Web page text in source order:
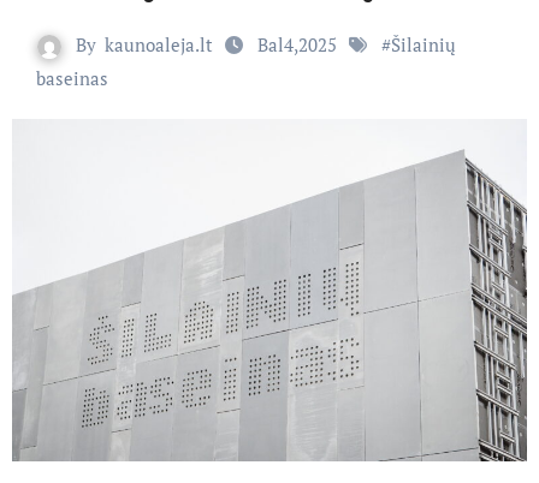
By kaunoaleja.lt Bal4,2025 #Šilainių
baseinas